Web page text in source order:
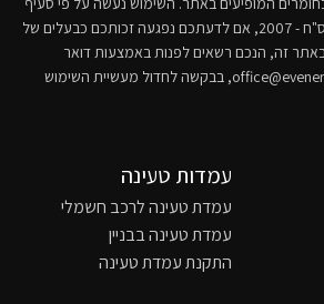
27א לחוק זכויות יוצרים תשס"ח - 2007, אם לדעתכם נפגעה זכותכם כבעלים של
באתר זה, הנכם רשאים לפנות באמצעות דואר
, בבקשה לחדול מעשיית השימוש
עמדות טעינה
עמדת טעינה לרכב חשמלי
עמדת טעינה בבניין
התקנת עמדת טעינה